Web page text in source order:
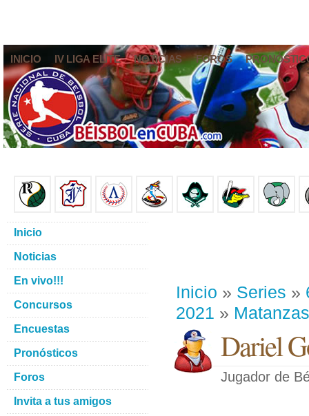
INICIO IV LIGA ELITE NOTICIAS FOROS
Inicio » Series »
2021 » Matanzas
Dariel
Jugador de
Inicio
Noticias
En vivo!!!
Concursos
Encuestas
Pronósticos
Foros
Invita a tus amigos